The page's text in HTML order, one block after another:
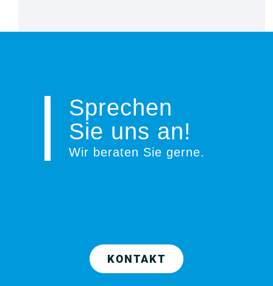
Sprechen
Sie uns an!
Wir beraten Sie gerne.
KONTAKT